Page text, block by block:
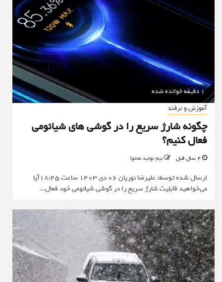
1 دقیقه خوانده شده
آموزش و ترفند
چگونه شارژ سریع را در گوشی های شیائومی
فعال کنیم؟
تیم تولید محتوا
ارسال شده توسط: علیرضا نوریان 06 دی 1403 ساعت 18:45آیا
می‌خواهید قابلیت شارژ سریع را در گوشی شیائومی خود فعال...